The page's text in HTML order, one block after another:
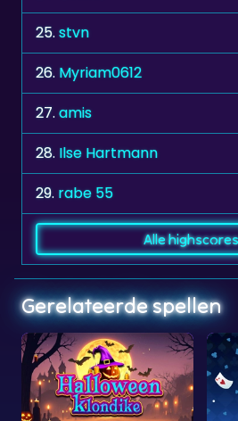
26. Myriam0612
27. amis
28. Ilse Hartmann
29. rabe 55
Gerelateerde spellen
Solitaire Collection
Collection